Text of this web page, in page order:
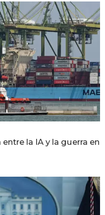
la IA y la guerra en